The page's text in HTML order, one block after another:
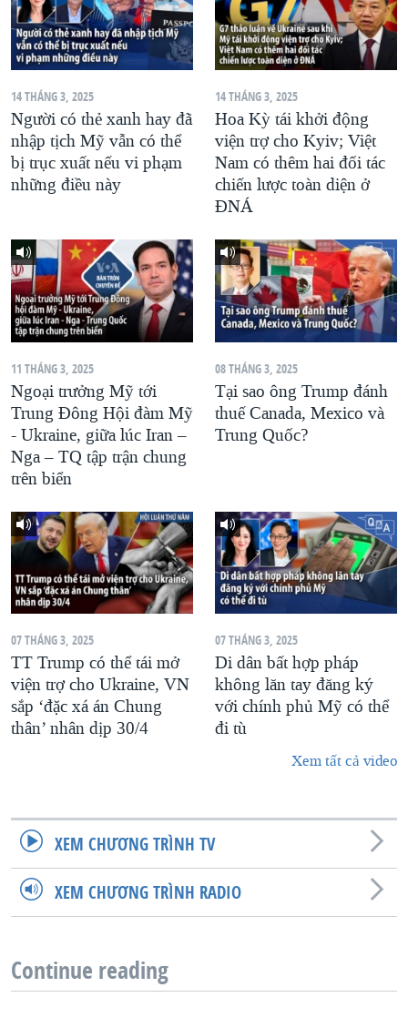
QUAN HỆ VIỆT MỸ
14 THÁNG 3, 2025
Người có thẻ xanh hay đã
nhập tịch Mỹ vẫn có thể
bị trục xuất nếu vi phạm
những điều này
14 THÁNG 3, 2025
Hoa Kỳ tái khởi động
viện trợ cho Kyiv; Việt
Nam có thêm hai đối tác
chiến lược toàn diện ở
ĐNÁ
11 THÁNG 3, 2025
Ngoại trưởng Mỹ tới
Trung Đông Hội đàm Mỹ
- Ukraine, giữa lúc Iran –
Nga – TQ tập trận chung
trên biển
08 THÁNG 3, 2025
Tại sao ông Trump đánh
thuế Canada, Mexico và
Trung Quốc?
07 THÁNG 3, 2025
TT Trump có thể tái mở
viện trợ cho Ukraine, VN
sắp ‘đặc xá án Chung
thân’ nhân dịp 30/4
07 THÁNG 3, 2025
Di dân bất hợp pháp
không lăn tay đăng ký
với chính phủ Mỹ có thể
đi tù
Xem tất cả video
XEM CHƯƠNG TRÌNH TV
XEM CHƯƠNG TRÌNH RADIO
Continue reading